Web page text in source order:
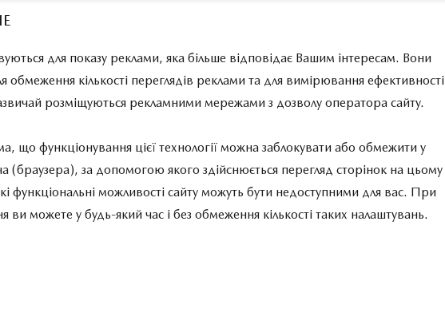
для показу реклами, яка більше відповідає Вашим інтересам. Вони
обмеження кількості переглядів реклами та для вимірювання ефективності
розміщуються рекламними мережами з дозволу оператора сайту.
функціонування цієї технології можна заблокувати або обмежити у
(браузера), за допомогою якого здійснюється перегляд сторінок на цьому
функціональні можливості сайту можуть бути недоступними для вас. При
ви можете у будь-який час і без обмеження кількості таких налаштувань.